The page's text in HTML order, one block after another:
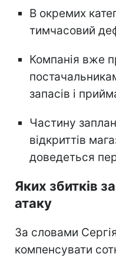
В окремих
тимчасовий
Компанія вже
запасів і
Частину
відкриттів
доведеться
Яких збитків
атаку
За словами
компенсувати